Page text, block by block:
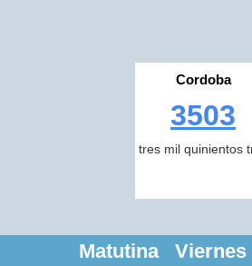
Cordoba
3503
tres mil quinientos
Matutina Viernes